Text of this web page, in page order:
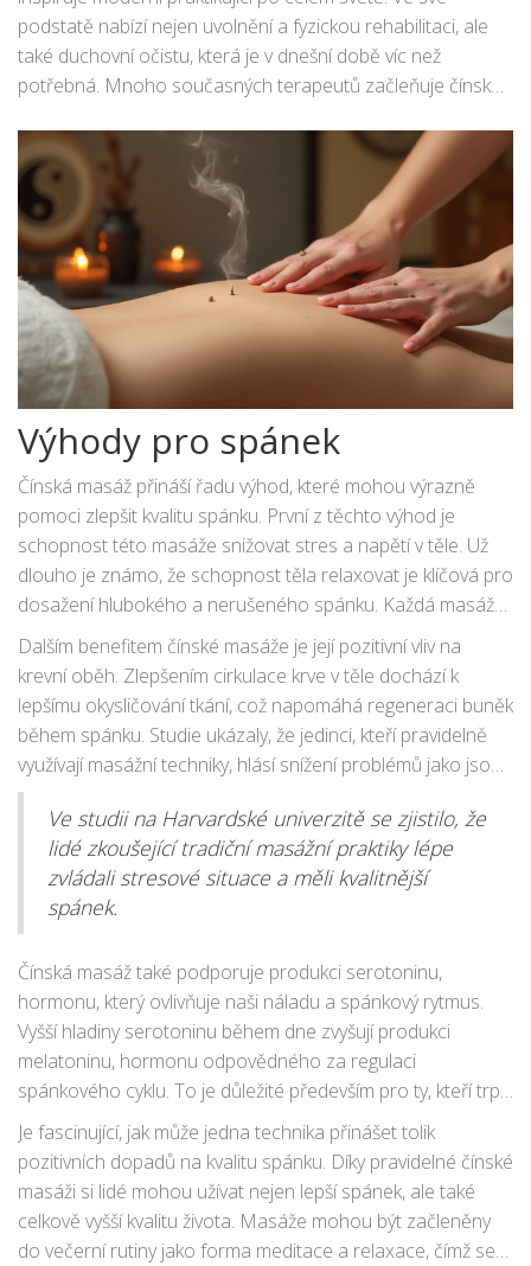
podstatě nabízí nejen uvolnění a fyzickou rehabilitaci, ale
také duchovní očistu, která je v dnešní době víc než
potřebná. Mnoho současných terapeutů začleňuje čínskou
přítomností. Tímto způsobem se tato starodávná technika
stává součástí moderního životního stylu, což dokazuje její
nadčasovost a význam v oblasti zdraví a
wellness
Výhody pro spánek
Čínská masáž přináší řadu výhod, které mohou výrazně
pomoci zlepšit kvalitu spánku. První z těchto výhod je
schopnost této masáže snižovat stres a napětí v těle. Už
dlouho je známo, že schopnost těla relaxovat je klíčová pro
dosažení hlubokého a nerušeného spánku. Každá masážní
technika, ať už se jedná o jemné hlazení nebo přesnou
akupresuru, pomáhá stimulovat nervový systém, což vede
k uvolnění endorfinů - přirozené látky podporující pocit
pohody.
Dalším benefitem čínské masáže je její pozitivní vliv na
krevní oběh. Zlepšením cirkulace krve v těle dochází k
lepšímu okysličování tkání, což napomáhá regeneraci buněk
během spánku. Studie ukázaly, že jedinci, kteří pravidelně
využívají masážní techniky, hlásí snížení problémů jako jsou
noční křeče, bolesti svalů či pocit těžkosti v končetinách.
Tyto fyzické nepříjemnosti často narušují klidný spánek, a
tím pádem i celkové zdraví.
Ve studii na Harvardské univerzitě se zjistilo, že
lidé zkoušející tradiční masážní praktiky lépe
zvládali stresové situace a měli kvalitnější
spánek.
Čínská masáž také podporuje produkci serotoninu,
hormonu, který ovlivňuje naši náladu a spánkový rytmus.
Vyšší hladiny serotoninu během dne zvyšují produkci
melatoninu, hormonu odpovědného za regulaci
spánkového cyklu. To je důležité především pro ty, kteří trpí
nespavostí nebo častým probouzením během noci.
Nedostatek spánku způsobený těmito problémy může vést
k dlouhodobým zdravotním komplikacím, čemuž lze
předcházet právě pomocí pravidelných masáží.
Je fascinující, jak může jedna technika přinášet tolik
pozitivních dopadů na kvalitu spánku. Díky pravidelné čínské
masáži si lidé mohou užívat nejen lepší spánek, ale také
celkově vyšší kvalitu života. Masáže mohou být začleněny
do večerní rutiny jako forma meditace a relaxace, čímž se